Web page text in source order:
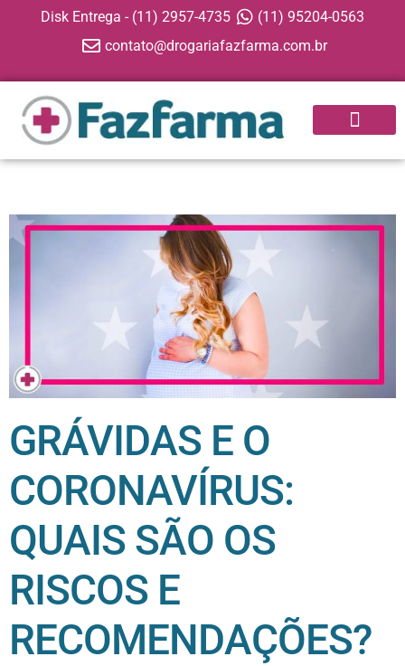
Disk Entrega - (11) 2957-4735
(11) 95204-0563
contato@drogariafazfarma.com.br
GRÁVIDAS E O
CORONAVÍRUS:
QUAIS SÃO OS
RISCOS E
RECOMENDAÇÕES?